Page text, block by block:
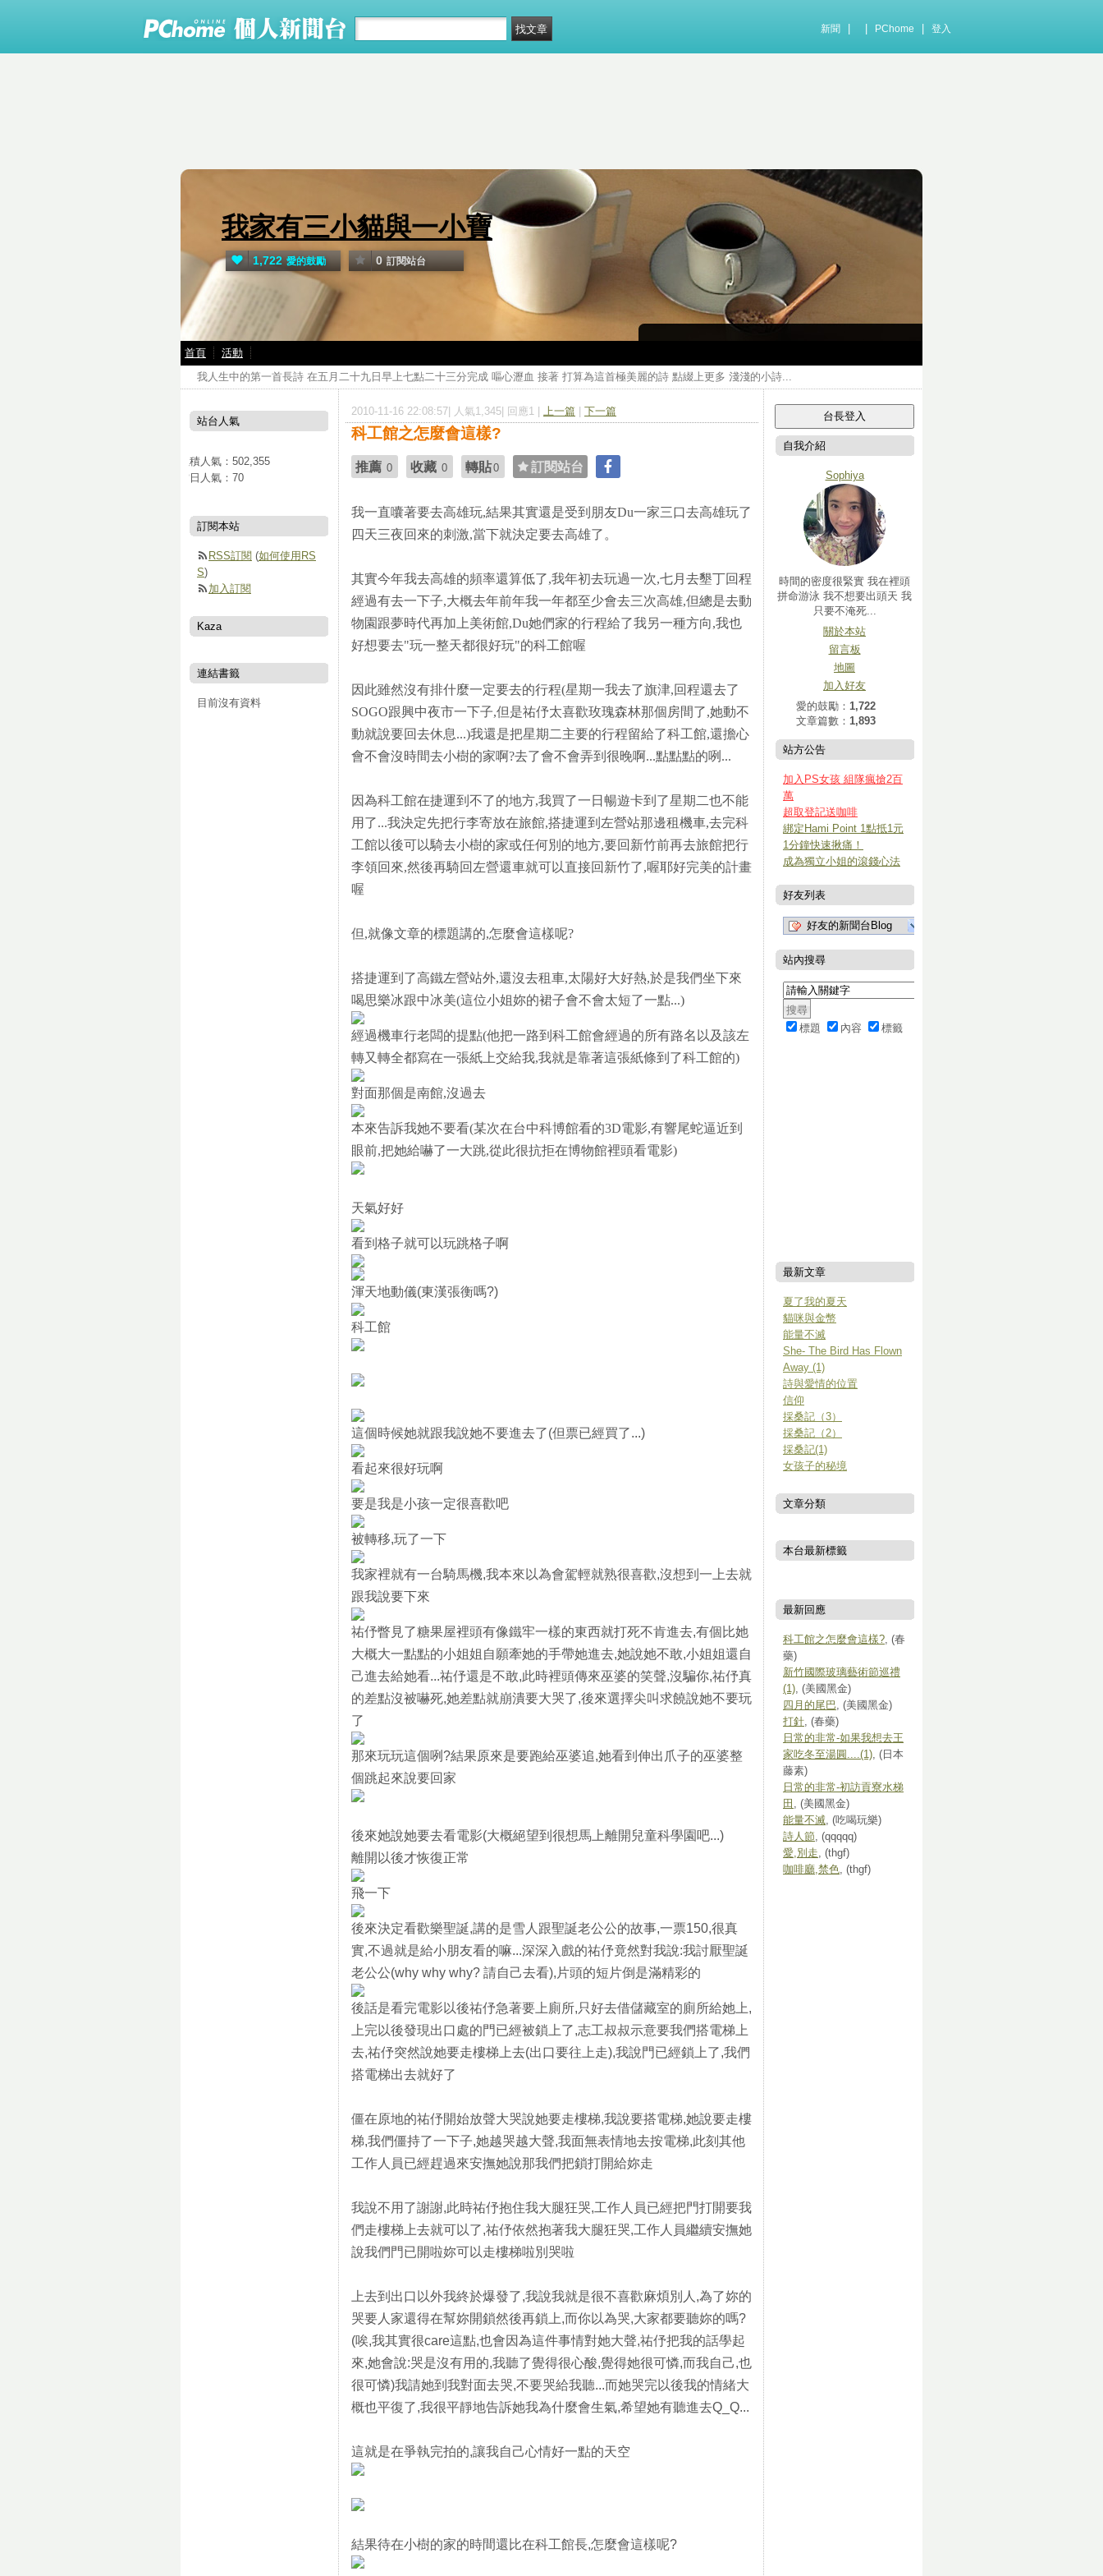
新聞 PChome 登入
我家有三小貓與一小寶
我人生中的第一首長詩 在五月二十九日早上七點二十三分完成 嘔心瀝血 接著 打算為這首極美麗的詩 點綴上更多 淺淺的小詩...
1,722 愛的鼓勵 0 訂閱站台
首頁 活動
2010-11-16 22:08:57| 人氣1,345| 回應1 | 上一篇 下一篇
科工館之怎麼會這樣?
推薦 0 收藏 0 轉貼0 訂閱站台
我一直囔著要去高雄玩,結果其實還是受到朋友Du一家三口去高雄玩了
四天三夜回來的刺激,當下就決定要去高雄了 。
其實今年我去高雄的頻率還算低了,我年初去玩過一次,七月去墾丁回程
經過有去一下子,大概去年前年我一年都至少會去三次高雄,但總是去動
物園跟夢時代再加上美術館,Du她們家的行程給了我另一種方向,我也
好想要去"玩一整天都很好玩"的科工館喔
因此雖然沒有排什麼一定要去的行程(星期一我去了旗津,回程還去了
SOGO跟興中夜市一下子,但是祐伃太喜歡玫瑰森林那個房間了,她動不
動就說要回去休息...)我還是把星期二主要的行程留給了科工館,還擔心
會不會沒時間去小樹的家啊?去了會不會弄到很晚啊...點點點的咧...
因為科工館在捷運到不了的地方,我買了一日暢遊卡到了星期二也不能
用了...我決定先把行李寄放在旅館,搭捷運到左營站那邊租機車,去完科
工館以後可以騎去小樹的家或任何別的地方,要回新竹前再去旅館把行
李領回來,然後再騎回左營還車就可以直接回新竹了,喔耶好完美的計畫
喔
但,就像文章的標題講的,怎麼會這樣呢?
搭捷運到了高鐵左營站外,還沒去租車,太陽好大好熱,於是我們坐下來
喝思樂冰跟中冰美(這位小姐妳的裙子會不會太短了一點...)
經過機車行老闆的提點(他把一路到科工館會經過的所有路名以及該左
轉又轉全都寫在一張紙上交給我,我就是靠著這張紙條到了科工館的)
對面那個是南館,沒過去
本來告訴我她不要看(某次在台中科博館看的3D電影,有響尾蛇逼近到
眼前,把她給嚇了一大跳,從此很抗拒在博物館裡頭看電影)
天氣好好
看到格子就可以玩跳格子啊
渾天地動儀(東漢張衡嗎?)
科工館
這個時候她就跟我說她不要進去了(但票已經買了...)
看起來很好玩啊
要是我是小孩一定很喜歡吧
被轉移,玩了一下
我家裡就有一台騎馬機,我本來以為會駕輕就熟很喜歡,沒想到一上去就
跟我說要下來
祐伃瞥見了糖果屋裡頭有像鐵牢一樣的東西就打死不肯進去,有個比她
大概大一點點的小姐姐自願牽她的手帶她進去,她說她不敢,小姐姐還自
己進去給她看...祐伃還是不敢,此時裡頭傳來巫婆的笑聲,沒騙你,祐伃真
的差點沒被嚇死,她差點就崩潰要大哭了,後來選擇尖叫求饒說她不要玩
了
那來玩玩這個咧?結果原來是要跑給巫婆追,她看到伸出爪子的巫婆整
個跳起來說要回家
後來她說她要去看電影(大概絕望到很想馬上離開兒童科學園吧...)
離開以後才恢復正常
飛一下
後來決定看歡樂聖誕,講的是雪人跟聖誕老公公的故事,一票150,很真
實,不過就是給小朋友看的嘛...深深入戲的祐伃竟然對我說:我討厭聖誕
老公公(why why why? 請自己去看),片頭的短片倒是滿精彩的
後話是看完電影以後祐伃急著要上廁所,只好去借儲藏室的廁所給她上,
上完以後發現出口處的門已經被鎖上了,志工叔叔示意要我們搭電梯上
去,祐伃突然說她要走樓梯上去(出口要往上走),我說門已經鎖上了,我們
搭電梯出去就好了
僵在原地的祐伃開始放聲大哭說她要走樓梯,我說要搭電梯,她說要走樓
梯,我們僵持了一下子,她越哭越大聲,我面無表情地去按電梯,此刻其他
工作人員已經趕過來安撫她說那我們把鎖打開給妳走
我說不用了謝謝,此時祐伃抱住我大腿狂哭,工作人員已經把門打開要我
們走樓梯上去就可以了,祐伃依然抱著我大腿狂哭,工作人員繼續安撫她
說我們門已開啦妳可以走樓梯啦別哭啦
上去到出口以外我終於爆發了,我說我就是很不喜歡麻煩別人,為了妳的
哭要人家還得在幫妳開鎖然後再鎖上,而你以為哭,大家都要聽妳的嗎?
(唉,我其實很care這點,也會因為這件事情對她大聲,祐伃把我的話學起
來,她會說:哭是沒有用的,我聽了覺得很心酸,覺得她很可憐,而我自己,也
很可憐)我請她到我對面去哭,不要哭給我聽...而她哭完以後我的情緒大
概也平復了,我很平靜地告訴她我為什麼會生氣,希望她有聽進去Q_Q...
這就是在爭執完拍的,讓我自己心情好一點的天空
結果待在小樹的家的時間還比在科工館長,怎麼會這樣呢?
自我介紹
Sophiya
時間的密度很緊實 我在裡頭
拼命游泳 我不想要出頭天 我
只要不淹死...
關於本站
留言板
地圖
加入好友
愛的鼓勵： 1,722
文章篇數： 1,893
站方公告
加入PS女孩 組隊瘋搶2百
萬
超取登記送咖啡
綁定Hami Point 1點抵1元
1分鐘快速揪痛！
成為獨立小姐的滾錢心法
好友列表
好友的新聞台Blog
站內搜尋
標題 內容 標籤
最新文章
夏了我的夏天
貓咪與金幣
能量不滅
She- The Bird Has Flown
Away (1)
詩與愛情的位置
信仰
採桑記（3）
採桑記（2）
採桑記(1)
女孩子的秘境
文章分類
本台最新標籤
最新回應
科工館之怎麼會這樣?, (春
藥)
新竹國際玻璃藝術節巡禮
(1), (美國黑金)
四月的尾巴, (美國黑金)
打針, (春藥)
日常的非常-如果我想去王
家吃冬至湯圓....(1), (日本
藤素)
日常的非常-初訪貢寮水梯
田 , (美國黑金)
能量不滅, (吃喝玩樂)
詩人節, (qqqqq)
愛,別走, (thgf)
咖啡廳,禁色, (thgf)
站台人氣
累積人氣： 502,355
當日人氣： 70
訂閱本站
RSS訂閱 (如何使用RS
S)
加入訂閱
Kaza
連結書籤
目前沒有資料